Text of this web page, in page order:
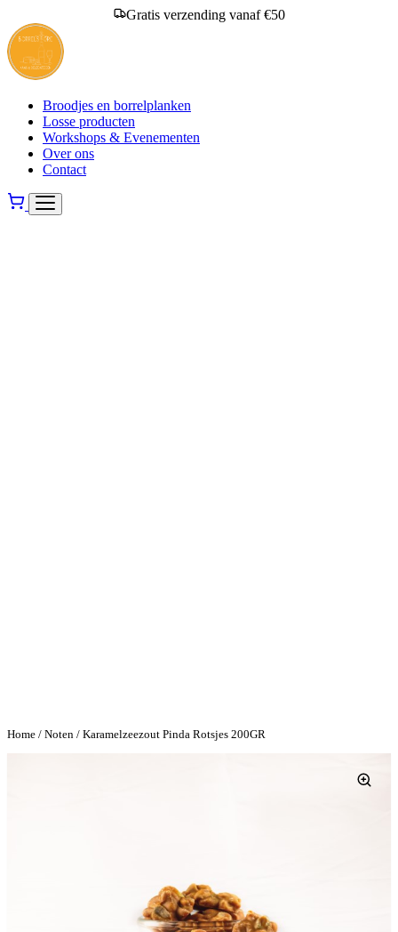
Gratis verzending vanaf €50
Broodjes en borrelplanken
Losse producten
Workshops & Evenementen
Over ons
Contact
Home / Noten / Karamelzeezout Pinda Rotsjes 200GR